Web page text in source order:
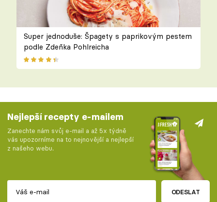
Super jednoduše: Špagety s paprikovým pestem
podle Zdeňka Pohlreicha
Nejlepší recepty e-mailem
Zanechte nám svůj e-mail a až 5x týdně
vás upozorníme na to nejnovější a nejlepší
z našeho webu.
ODESLAT